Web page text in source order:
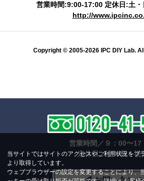
当サイトではサイトのアクセスやご利用状況をブ
より取得しています。
ウェブブラウザーの設定を変更することにより、
営業時間:9:00-17:00 定休日:土・
http://
Copyright © 2005-2026 IPC DIY Lab.
営業時間／９：00〜17
定休日／土・日・祝